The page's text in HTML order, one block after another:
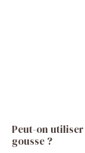
Peut-on utiliser
gousse ?